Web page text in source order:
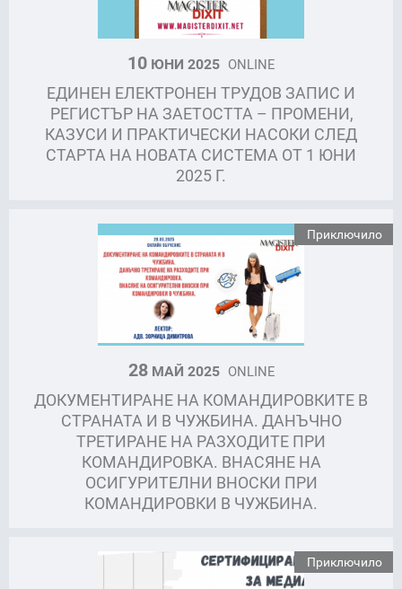
10 ЮНИ 2025 ONLINE
ЕДИНЕН ЕЛЕКТРОНЕН ТРУДОВ ЗАПИС И
РЕГИСТЪР НА ЗАЕТОСТТА – ПРОМЕНИ,
КАЗУСИ И ПРАКТИЧЕСКИ НАСОКИ СЛЕД
СТАРТА НА НОВАТА СИСТЕМА ОТ 1 ЮНИ
2025 Г.
Приключило
28МАЙ 2025 ONLINE
ДОКУМЕНТИРАНЕ НА КОМАНДИРОВКИТЕ В
СТРАНАТА И В ЧУЖБИНА. ДАНЪЧНО
ТРЕТИРАНЕ НА РАЗХОДИТЕ ПРИ
КОМАНДИРОВКА. ВНАСЯНЕ НА
ОСИГУРИТЕЛНИ ВНОСКИ ПРИ
КОМАНДИРОВКИ В ЧУЖБИНА.
Приключило